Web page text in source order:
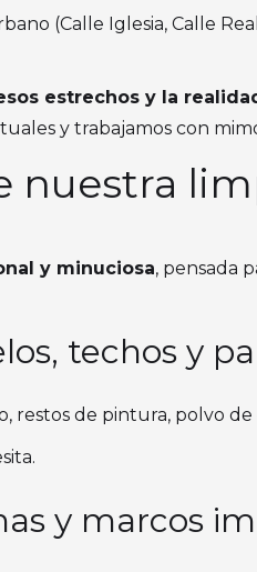
(Calle Iglesia, Calle
estrechos y la
y trabajamos con
nuestra
y minuciosa, pensada
techos y
restos de pintura, polvo de
y marcos